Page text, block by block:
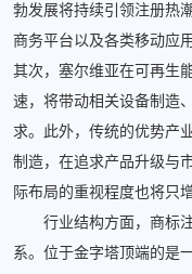
勃发展将持续引领注册热
商务平台以及各类移动应
其次，塞尔维亚在可再生
速，将带动相关设备制造
求。此外，传统的优势产
制造，在追求产品升级与
际布局的重视程度也将只
行业结构方面，商标注
系。位于金字塔顶端的是